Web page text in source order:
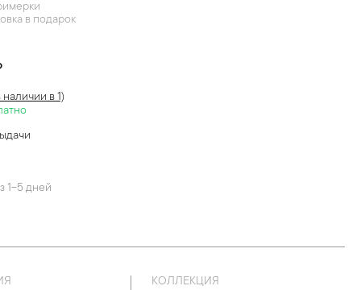
в подарок
наличии в 1)
1-5 дней
КОЛЛЕКЦИЯ